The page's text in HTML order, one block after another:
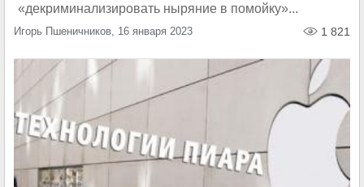
«декриминализировать ныряние в помойку»...
Игорь Пшеничников, 16 января 2023 1 821